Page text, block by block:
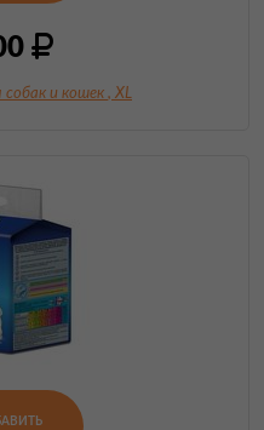
собак и кошек , XL